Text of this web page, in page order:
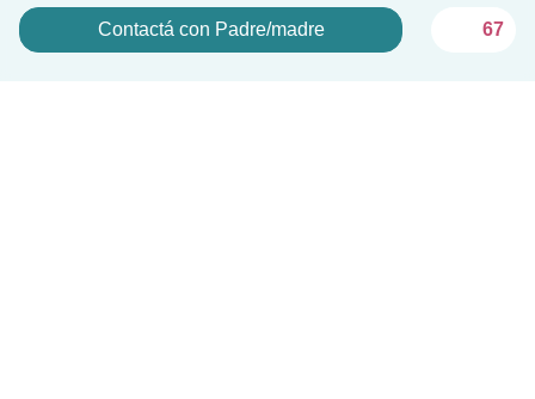
Contactá con Padre/madre 67